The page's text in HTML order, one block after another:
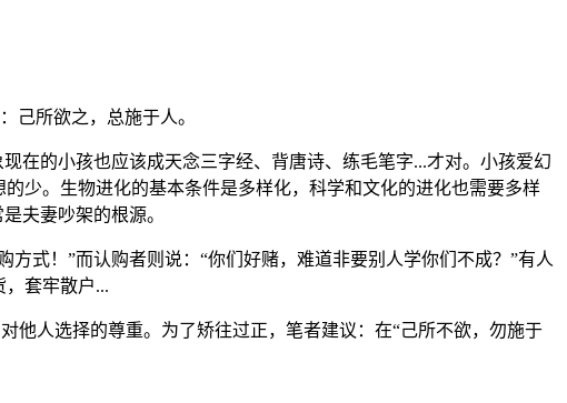
己所欲之，总施于人。
在的小孩也应该成天念三字经、背唐诗、练毛笔字...才对。小孩爱幻
少。生物进化的基本条件是多样化，科学和文化的进化也需要多样
夫妻吵架的根源。
式！”而认购者则说：“你们好赌，难道非要别人学你们不成？”有人
套牢散户...
他人选择的尊重。为了矫往过正，笔者建议：在“己所不欲，勿施于